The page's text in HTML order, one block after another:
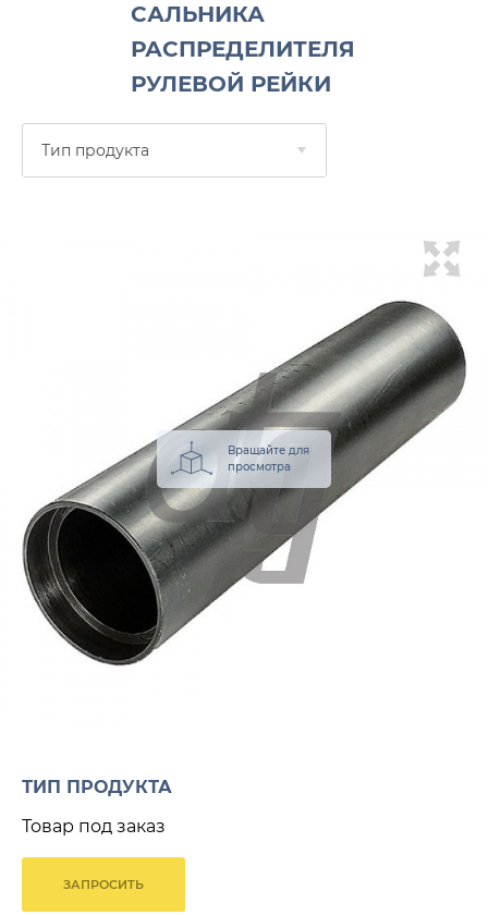
САЛЬНИКА
РАСПРЕДЕЛИТЕЛЯ
РУЛЕВОЙ РЕЙКИ
Тип продукта
ТИП ПРОДУКТА
Товар под заказ
ЗАПРОСИТЬ
Вращайте для
просмотра